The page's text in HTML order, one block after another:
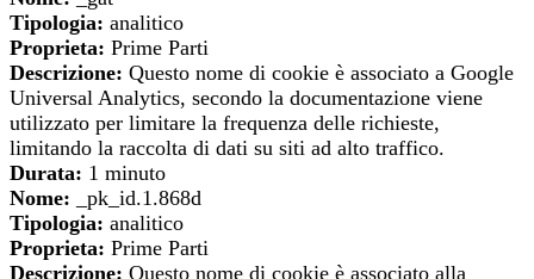
Tipologia: analitico
Proprieta: Prime Parti
Descrizione: Questo nome di cookie è associato a Google
Universal Analytics, secondo la documentazione viene
utilizzato per limitare la frequenza delle richieste,
limitando la raccolta di dati su siti ad alto traffico.
Durata: 1 minuto
Nome: _pk_id.1.868d
Tipologia: analitico
Proprieta: Prime Parti
Descrizione: Questo nome di cookie è associato alla